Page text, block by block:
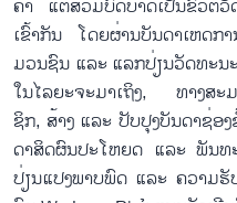
ຄ້າ ແຕ່ສວມ​ບົດ​ບາດ​ເປັນ​ຂົວ​ຕໍ່​
ເຂົ້າ​ກັນ ໂດ​ຍ​ຜ່ານ​ບັນ​ດາ​ເຫດ​ກ
ມວ​ນ​ຊົນ ແລະ ແລກ​ປ່ຽນ​ວັດ​ທະ​ນ
ໃນ​ໄລ​ຍະ​ຈະ​ມາ​ເຖິງ, ທາງ​ສະ​ມ
ຊິກ, ສ້າງ ແລະ ປັບ​ປຸງ​ບັນ​ດາ​ຊ່
ດາ​ສິດ​ຜົນ​ປະ​ໂຫຍດ ແລະ ພັນ​ທ
ປ່ຽນ​ແປງ​ພາບ​ພົດ ແລະ ຄວາມ​ຮັ